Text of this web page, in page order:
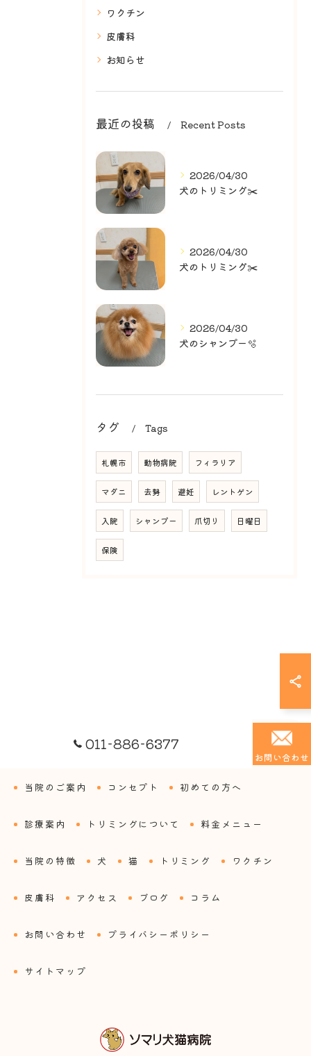
ワクチン
皮膚科
お知らせ
最近の投稿 Recent Posts
2026/04/30
犬のトリミング✂️
2026/04/30
犬のトリミング✂️
2026/04/30
犬のシャンプー🫧
タグ Tags
札幌市 動物病院 フィラリア
マダニ 去勢 避妊 レントゲン
入院 シャンプー 爪切り 日曜日
保険
011-886-6377
お問い合わせ
当院のご案内 コンセプト 初めての方へ
診療案内 トリミングについて 料金メニュー
当院の特徴 犬 猫 トリミング ワクチン
皮膚科 アクセス ブログ コラム
お問い合わせ プライバシーポリシー
サイトマップ